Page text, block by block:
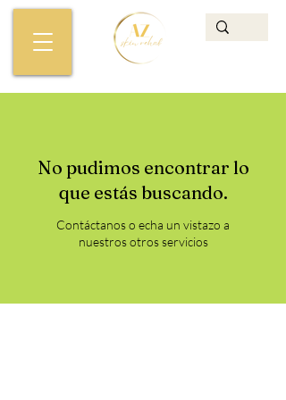
No pudimos encontrar lo
que estás buscando.
Contáctanos o echa un vistazo a
nuestros otros servicios